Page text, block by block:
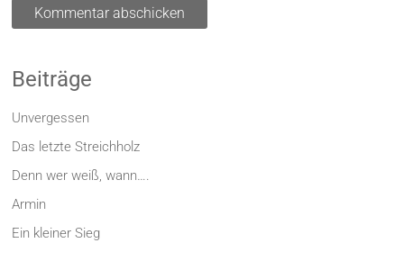
Beiträge
Unvergessen
Das letzte Streichholz
Denn wer weiß, wann….
Armin
Ein kleiner Sieg